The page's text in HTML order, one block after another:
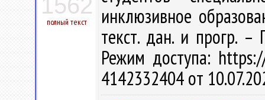
1562
полный текст
инклюзивное
текст. дан. и прогр.
Режим доступа:
4142332404 от